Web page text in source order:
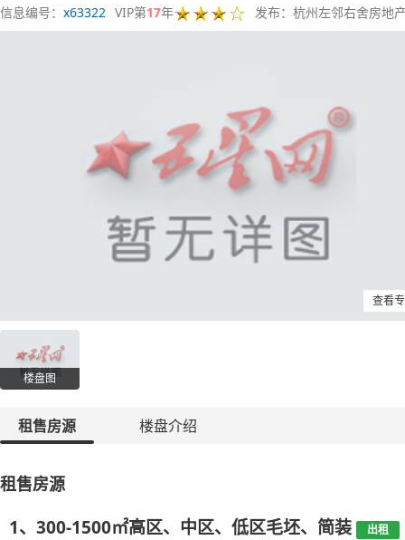
信息编号： x63322 VIP第17年 发布：杭州左邻右舍房地
查看
楼盘图
租售房源 楼盘介绍
租售房源
1、300-1500㎡高区、中区、低区毛坯、简装 出租